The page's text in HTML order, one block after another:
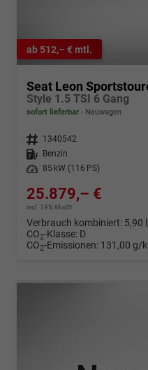
ab 512,– € mtl.
Seat Leon
Style 1.5 TSI 6 Gang
sofort lieferbar Neuwagen
Fahrzeugnr. 1340542
Kraftstoff
Benzin
Leistung
85 kW (116 PS)
25.879,– €
incl. 19% MwSt.
Verbrauch kombiniert: 5,90
CO2-Klasse: D
CO2-Emissionen: 131,00 g/